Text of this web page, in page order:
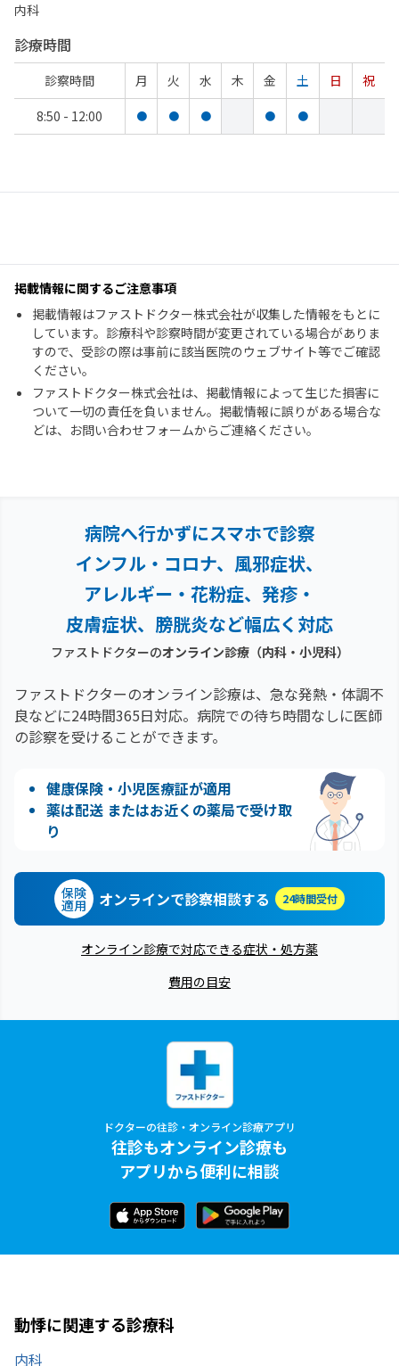
内科
診療時間
診察時間 月 火 水 木 金 土 日
祝
8:50 - 12:00
● ● ● ● ●
掲載情報に関するご注意事項
掲載情報はファストドクター株式会社が収集した情報をもとに
しています。診療科や診察時間が変更されている場合がありま
すので、受診の際は事前に該当医院のウェブサイト等でご確認
ください。
ファストドクター株式会社は、掲載情報によって生じた損害に
ついて一切の責任を負いません。掲載情報に誤りがある場合な
どは、お問い合わせフォームからご連絡ください。
病院へ行かずにスマホで診察
インフル・コロナ、風邪症状、
アレルギー・花粉症、 発疹・
皮膚症状、膀胱炎など幅広く対応
ファストドクターのオンライン診療（内科・小児科）
ファストドクターのオンライン診療は、急な発熱・体調不
良などに24時間365日対応。 病院での待ち時間なしに医師
の診察を受けることができます。
健康保険・小児医療証が適用
薬は配送 またはお近くの薬局で受け取
り
保険
適用 オンラインで診察相談する 24時間受付
オンライン診療で対応できる症状・処方薬
費用の目安
ドクターの往診・オンライン診療アプリ
往診もオンライン診療も
アプリから便利に相談
動悸に関連する診療科
内科